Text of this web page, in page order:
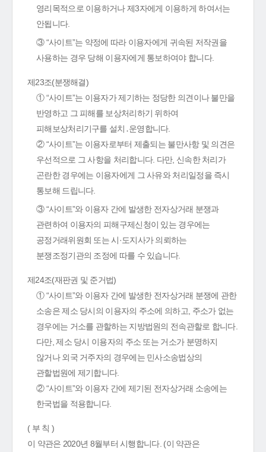
영리목적으로 이용하거나 제3자에게 이용하게 하여서는
안됩니다.
③ “사이트”는 약정에 따라 이용자에게 귀속된 저작권을
사용하는 경우 당해 이용자에게 통보하여야 합니다.
제23조(분쟁해결)
① “사이트”는 이용자가 제기하는 정당한 의견이나 불만을
반영하고 그 피해를 보상처리하기 위하여
피해보상처리기구를 설치․운영합니다.
② “사이트”는 이용자로부터 제출되는 불만사항 및 의견은
우선적으로 그 사항을 처리합니다. 다만, 신속한 처리가
곤란한 경우에는 이용자에게 그 사유와 처리일정을 즉시
통보해 드립니다.
③ “사이트”와 이용자 간에 발생한 전자상거래 분쟁과
관련하여 이용자의 피해구제신청이 있는 경우에는
공정거래위원회 또는 시·도지사가 의뢰하는
분쟁조정기관의 조정에 따를 수 있습니다.
제24조(재판권 및 준거법)
① “사이트”와 이용자 간에 발생한 전자상거래 분쟁에 관한
소송은 제소 당시의 이용자의 주소에 의하고, 주소가 없는
경우에는 거소를 관할하는 지방법원의 전속관할로 합니다.
다만, 제소 당시 이용자의 주소 또는 거소가 분명하지
않거나 외국 거주자의 경우에는 민사소송법상의
관할법원에 제기합니다.
② “사이트”와 이용자 간에 제기된 전자상거래 소송에는
한국법을 적용합니다.
( 부 칙 )
이 약관은 2020년 8월부터 시행합니다. (이 약관은